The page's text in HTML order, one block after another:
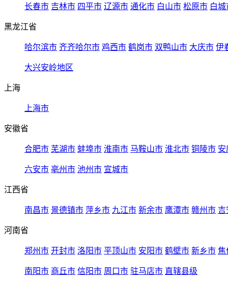
长春市 吉林市 四平市 辽源市 通化市 白山市 松原市 白城
黑龙江省
哈尔滨市 齐齐哈尔市 鸡西市 鹤岗市 双鸭山市 大庆市 伊
大兴安岭地区
上海
上海市
安徽省
合肥市 芜湖市 蚌埠市 淮南市 马鞍山市 淮北市 铜陵市 安
六安市 亳州市 池州市 宣城市
江西省
南昌市 景德镇市 萍乡市 九江市 新余市 鹰潭市 赣州市 吉
河南省
郑州市 开封市 洛阳市 平顶山市 安阳市 鹤壁市 新乡市 焦
南阳市 商丘市 信阳市 周口市 驻马店市 直辖县级